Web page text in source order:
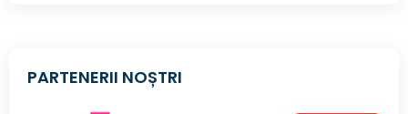
PARTENERII NOȘTRI